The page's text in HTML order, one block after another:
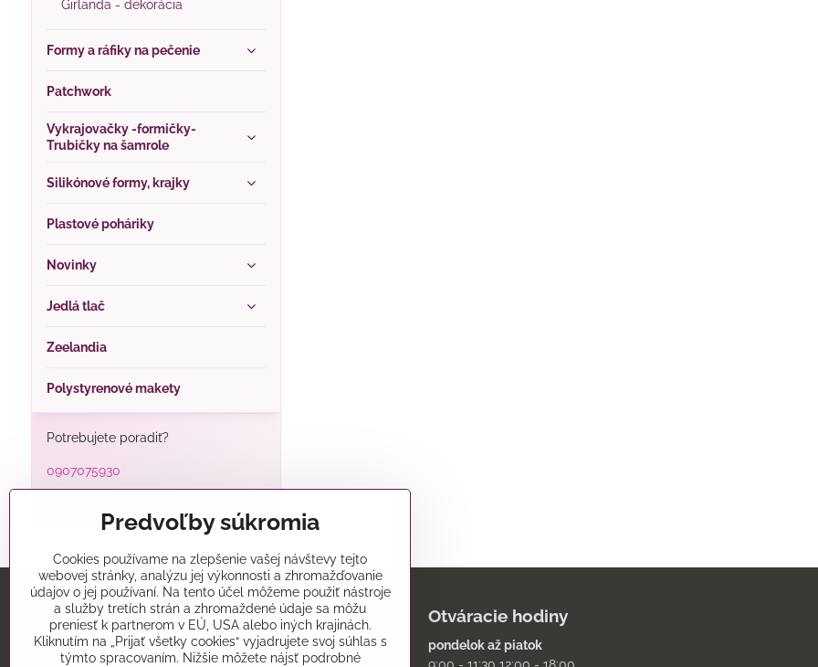
Girlanda - dekorácia
Formy a ráfiky na pečenie
Patchwork
Vykrajovačky -formičky-
Trubičky na šamrole
Silikónové formy, krajky
Plastové poháriky
Novinky
Jedlá tlač
Zeelandia
Polystyrenové makety
Potrebujete poradiť?
0907075930
Predajňa
Alatorty
Mikovíniho 15
Otváracie hodiny
pondelok až piatok
9:00 - 11:30 12:00 - 18:00
Predvoľby súkromia
Cookies používame na zlepšenie vašej návštevy tejto
webovej stránky, analýzu jej výkonnosti a zhromažďovanie
údajov o jej používaní. Na tento účel môžeme použiť nástroje
a služby tretích strán a zhromaždené údaje sa môžu
preniesť k partnerom v EÚ, USA alebo iných krajinách.
Kliknutím na „Prijať všetky cookies“ vyjadrujete svoj súhlas s
týmto spracovaním. Nižšie môžete nájsť podrobné